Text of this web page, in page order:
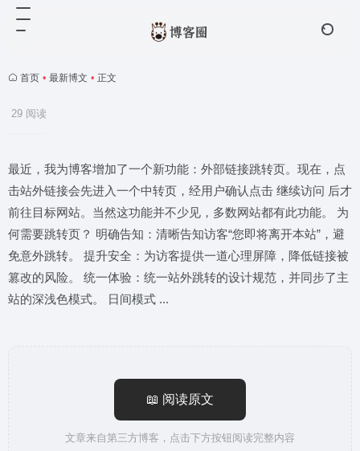
首页 • 最新博文 • 正文
29 阅读
最近，我为博客增加了一个新功能：外部链接跳转页。现在，点
击站外链接会先进入一个中转页，经用户确认点击 继续访问 后才
前往目标网站。当然这功能并不少见，多数网站都有此功能。 为
何需要跳转页？ 明确告知：清晰告知访客“您即将离开本站”，避
免意外跳转。 提升安全：为访客提供一道心理屏障，降低链接被
篡改的风险。 统一体验：统一站外跳转的设计规范，并同步了主
站的深浅色模式。 日间模式 ...
📖 阅读原文
文章来自第三方博客，点击下方按钮阅读完整内容